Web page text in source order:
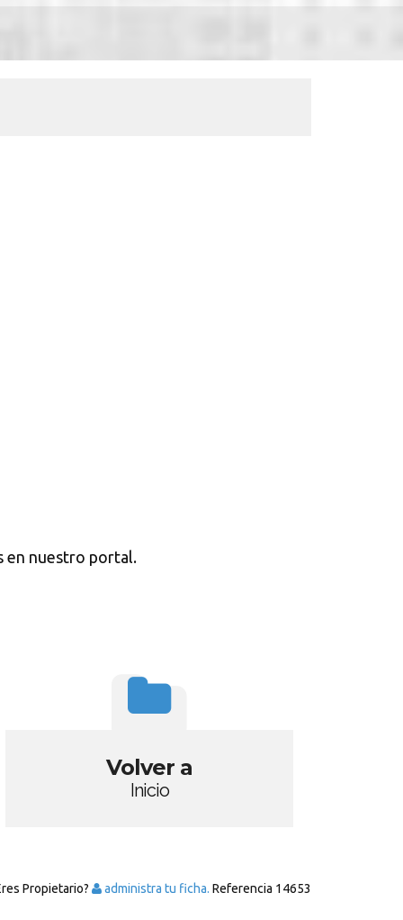
en nuestro portal.
Volver a
Inicio
Propietario? administra tu ficha. Referencia 14653